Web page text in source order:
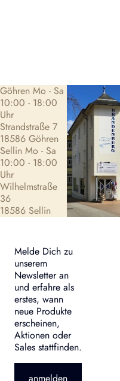
Göhren Mo - Sa
10:00 - 18:00
Uhr
Strandstraße 7
18586 Göhren
Sellin Mo - Sa
10:00 - 18:00
Uhr
Wilhelmstraße
36
18586 Sellin
Melde Dich zu
unserem
Newsletter an
und erfahre als
erstes, wann
neue Produkte
erscheinen,
Aktionen oder
Sales stattfinden.